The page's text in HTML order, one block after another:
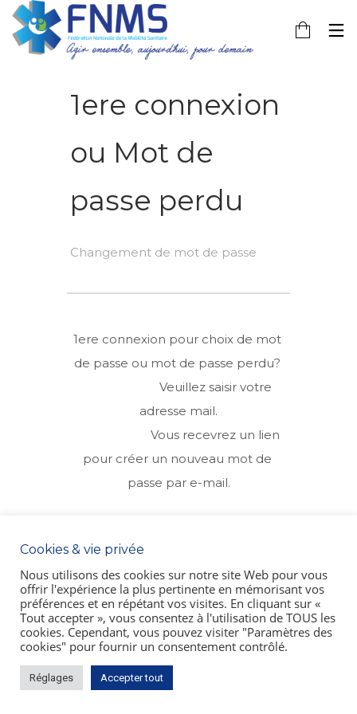
1ere connexion
ou Mot de
passe perdu
Changement de mot de passe
1ere connexion pour choix de mot
de passe ou mot de passe perdu?
adresse mail.
pour créer un nouveau mot de
passe par e-mail.
Mobilité Sanitaire Mentions légales CGU
Cookies & vie privée
Nous utilisons des cookies sur notre site Web pour vous
offrir l'expérience la plus pertinente en mémorisant vos
préférences et en répétant vos visites. En cliquant sur «
Tout accepter », vous consentez à l'utilisation de TOUS les
cookies. Cependant, vous pouvez visiter "Paramètres des
cookies" pour fournir un consentement contrôlé.
Réglages Accepter tout